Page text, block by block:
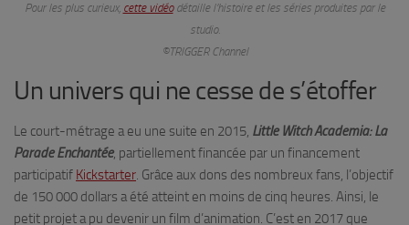
Pour les plus curieux, cette vidéodétaille l’histoire et les séries produites par le
studio.
©TRIGGER Channel
Un univers qui ne cesse de s’étoffer
Le court-métrage a eu une suite en 2015, Little Witch Academia: La
Parade Enchantée, partiellement financée par un financement
participatif Kickstarter. Grâce aux dons des nombreux fans, l’objectif
de 150 000 dollars a été atteint en moins de cinq heures. Ainsi, le
petit projet a pu devenir un film d’animation. C’est en 2017 que